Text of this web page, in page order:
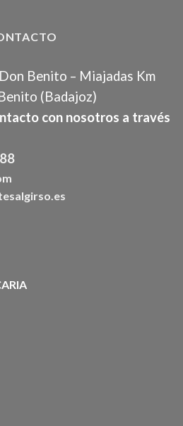
Benito – Miajadas Km
(Badajoz)
con nosotros a través